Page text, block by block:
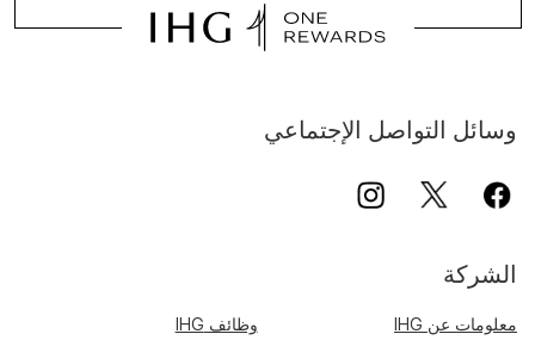
وسائل التواصل الإجتماعي
الشركة
معلومات عن IHG
وظائف IHG